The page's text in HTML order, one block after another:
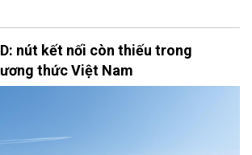
nút kết nối còn thiếu trong
thức Việt Nam